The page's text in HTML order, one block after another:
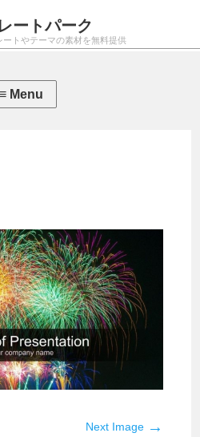
ートパーク
トやテーマの素材を無料提供
Next Image →